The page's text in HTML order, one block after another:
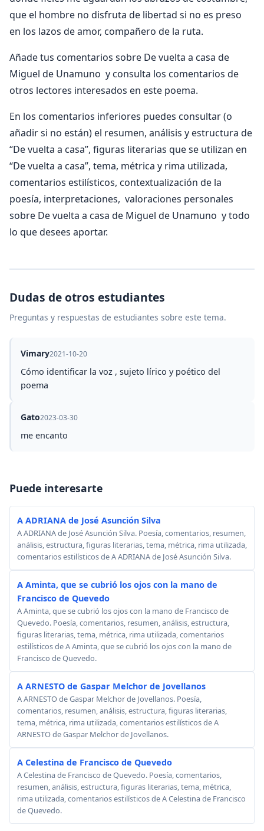
que el hombre no disfruta de libertad si no es preso
en los lazos de amor, compañero de la ruta.
Añade tus comentarios sobre De vuelta a casa de
Miguel de Unamuno y consulta los comentarios de
otros lectores interesados en este poema.
En los comentarios inferiores puedes consultar (o
añadir si no están) el resumen, análisis y estructura de
“De vuelta a casa”, figuras literarias que se utilizan en
“De vuelta a casa”, tema, métrica y rima utilizada,
comentarios estilísticos, contextualización de la
poesía, interpretaciones, valoraciones personales
sobre De vuelta a casa de Miguel de Unamuno y todo
lo que desees aportar.
Dudas de otros estudiantes
Preguntas y respuestas de estudiantes sobre este tema.
Vimary2021-10-20
Cómo identificar la voz , sujeto lírico y poético del
poema
Gato2023-03-30
me encanto
Puede interesarte
A ADRIANA de José Asunción Silva
A ADRIANA de José Asunción Silva. Poesía, comentarios, resumen,
análisis, estructura, figuras literarias, tema, métrica, rima utilizada,
comentarios estilísticos de A ADRIANA de José Asunción Silva.
A Aminta, que se cubrió los ojos con la mano de
Francisco de Quevedo
A Aminta, que se cubrió los ojos con la mano de Francisco de
Quevedo. Poesía, comentarios, resumen, análisis, estructura,
figuras literarias, tema, métrica, rima utilizada, comentarios
estilísticos de A Aminta, que se cubrió los ojos con la mano de
Francisco de Quevedo.
A ARNESTO de Gaspar Melchor de Jovellanos
A ARNESTO de Gaspar Melchor de Jovellanos. Poesía,
comentarios, resumen, análisis, estructura, figuras literarias,
tema, métrica, rima utilizada, comentarios estilísticos de A
ARNESTO de Gaspar Melchor de Jovellanos.
A Celestina de Francisco de Quevedo
A Celestina de Francisco de Quevedo. Poesía, comentarios,
resumen, análisis, estructura, figuras literarias, tema, métrica,
rima utilizada, comentarios estilísticos de A Celestina de Francisco
de Quevedo.